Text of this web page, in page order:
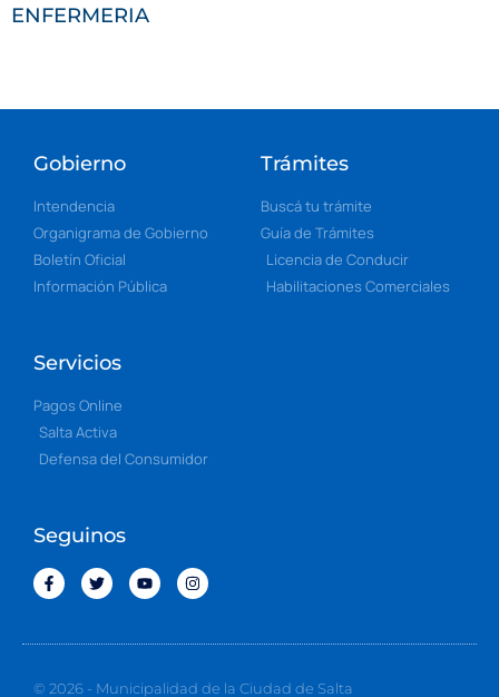
ENFERMERIA
Gobierno
Intendencia
Organigrama de Gobierno
Boletín Oficial
Información Pública
Trámites
Buscá tu trámite
Guía de Trámites
Licencia de Conducir
Habilitaciones Comerciales
Servicios
Pagos Online
Salta Activa
Defensa del Consumidor
Seguinos
© 2026 - Municipalidad de la Ciudad de Salta